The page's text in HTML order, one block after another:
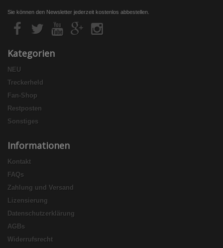
Sie können den Newsletter jederzeit kostenlos abbestellen.
Kategorien
NEU
Treckerheld
Fan-Shop
Restposten
Sonstiges
Informationen
Kontakt
FAQs
Zahlung und Versand
Lizensierung
Datenschutzerklärung
AGBs
Widerrufsrecht